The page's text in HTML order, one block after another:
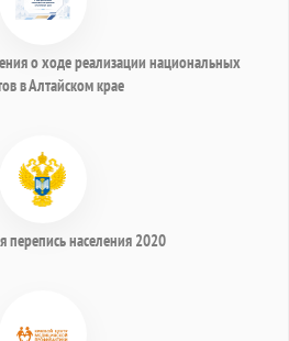
о ходе реализации национальных
в Алтайском крае
перепись населения 2020